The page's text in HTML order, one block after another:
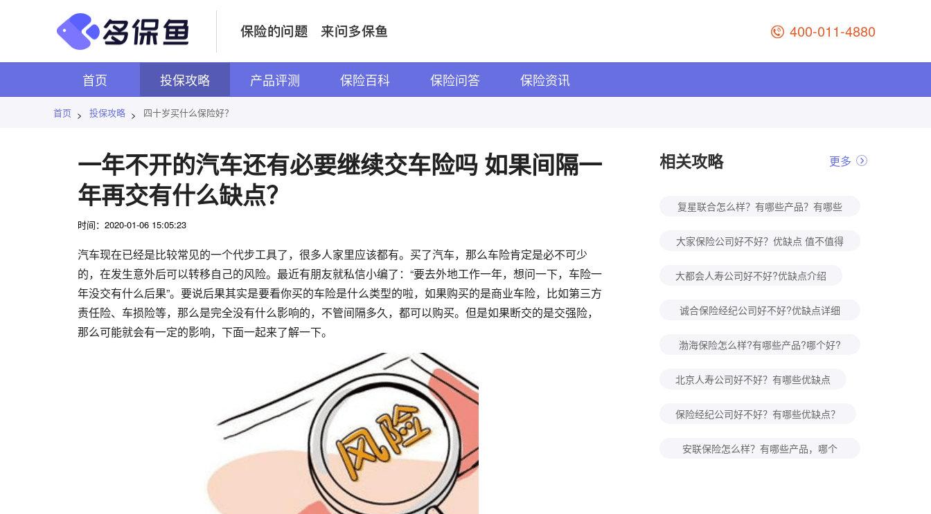
400-011-4880
首页 投保攻略 产品评测 保险百科 保险问答 保险资讯
首页 > 投保攻略 > 四十岁买什么保险好？
一年不开的汽车还有必要继续交车险吗 如果间隔一
年再交有什么缺点？
时间：2020-01-06 15:05:23
汽车现在已经是比较常见的一个代步工具了，很多人家里应该都有。买了汽车，那么车险肯定是必不可少
的，在发生意外后可以转移自己的风险。最近有朋友就私信小编了：“要去外地工作一年，想问一下，车险一
年没交有什么后果”。要说后果其实是要看你买的车险是什么类型的啦，如果购买的是商业车险，比如第三方
责任险、车损险等，那么是完全没有什么影响的，不管间隔多久，都可以购买。但是如果断交的是交强险，
那么可能就会有一定的影响，下面一起来了解一下。
相关攻略 更多
复星联合怎么样？有哪些产品？有哪些
大家保险公司好不好？优缺点 值不值得
大都会人寿公司好不好?优缺点介绍
诚合保险经纪公司好不好?优缺点详细
渤海保险怎么样?有哪些产品?哪个好?
北京人寿公司好不好？有哪些优缺点
保险经纪公司好不好？有哪些优缺点？
安联保险怎么样？有哪些产品，哪个